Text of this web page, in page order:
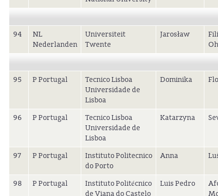
94
NL
Nederlanden
Universiteit
Twente
Jarosław
95 P Portugal
Tecnico Lisboa
Universidade de
Lisboa
Dominika
96 P Portugal
Tecnico Lisboa
Universidade de
Lisboa
Katarzyna
97 P Portugal
Instituto Politecnico
do Porto
Anna
98 P Portugal
Instituto Politécnico
de Viana do Castelo
Luis Pedro